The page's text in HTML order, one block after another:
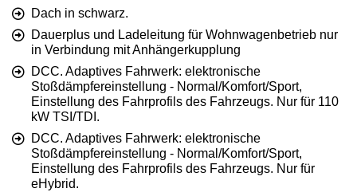
Dach in schwarz.
Dauerplus und Ladeleitung für Wohnwagenbetrieb nur
in Verbindung mit Anhängerkupplung
DCC. Adaptives Fahrwerk: elektronische
Stoßdämpfereinstellung - Normal/Komfort/Sport,
Einstellung des Fahrprofils des Fahrzeugs. Nur für 110
kW TSI/TDI.
DCC. Adaptives Fahrwerk: elektronische
Stoßdämpfereinstellung - Normal/Komfort/Sport,
Einstellung des Fahrprofils des Fahrzeugs. Nur für
eHybrid.